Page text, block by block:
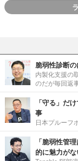
脆弱性診断
内製化支援の
のだが毎回返
「守る」だ
事
日本プルーフ
「脆弱性管
的に魅力が